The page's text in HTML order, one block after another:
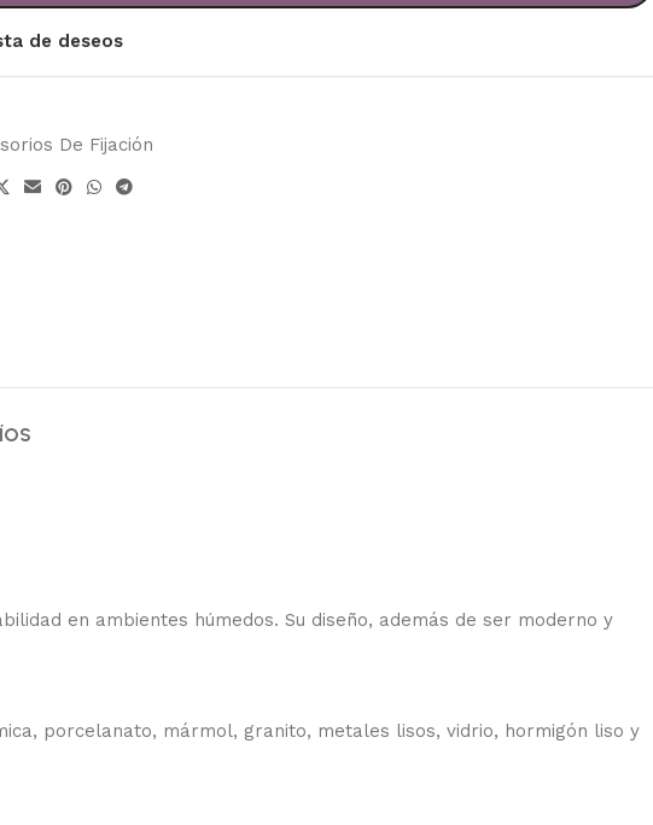
de deseos
De Fijación
en ambientes húmedos. Su diseño, además de ser moderno y
porcelanato, mármol, granito, metales lisos, vidrio, hormigón liso y